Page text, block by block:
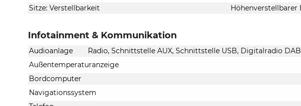
Sitze: Verstellbarkeit
Höhenverstellbarer
Infotainment & Kommunikation
Audioanlage
Radio, Schnittstelle AUX, Schnittstelle USB, Digitalradio
Außentemperaturanzeige
Bordcomputer
Navigationssystem